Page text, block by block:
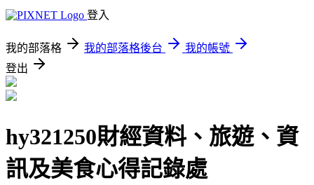
登入
我的部落格 我的部落格後台
我的帳號
登出
hy321250財經資料、旅遊、資
訊及美食心得記錄處